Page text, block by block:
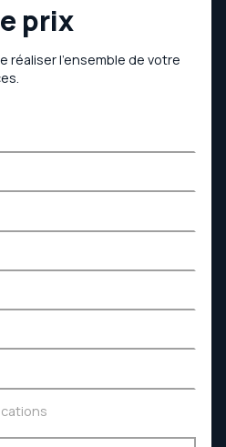
prix
réaliser l’ensemble de votre